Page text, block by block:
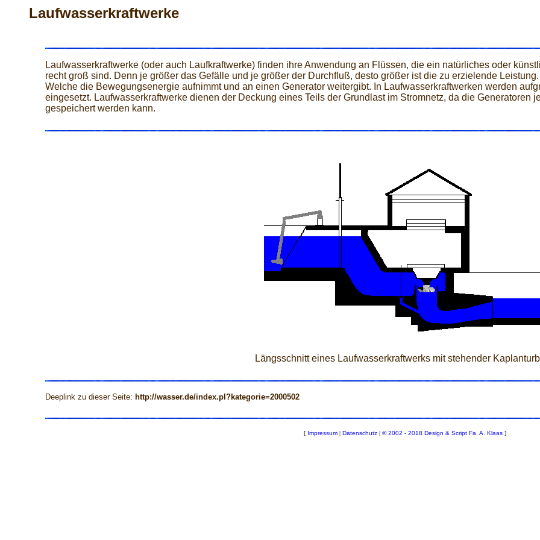
Laufwasserkraftwerke
Laufwasserkraftwerke (oder auch Laufkraftwerke) finden ihre Anwendung an Flüssen, die ein natürliches oder
recht groß sind. Denn je größer das Gefälle und je größer der Durchfluß, desto größer ist die zu erzielende
Welche die Bewegungsenergie aufnimmt und an einen Generator weitergibt. In Laufwasserkraftwerken werden
eingesetzt. Laufwasserkraftwerke dienen der Deckung eines Teils der Grundlast im Stromnetz, da die Generatoren
gespeichert werden kann.
Längsschnitt eines Laufwasserkraftwerks mit stehender
Deeplink zu dieser Seite: http://wasser.de/index.pl?kategorie=2000502
[ Impressum | Datenschutz | © 2002 - 2018 Design & Script Fa. A. Klaas ]